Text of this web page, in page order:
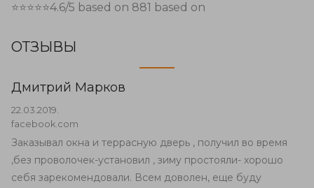
⭐⭐⭐⭐⭐4.6/5 based on 881 based on
ОТЗЫВЫ
Дмитрий Марков
22.03.2019.
facebook.com
Заказывал окна и террасную дверь , получил во время
,без проволочек-установил , зиму простояли- хорошо
себя зарекомендовали. Всем доволен, еще буду